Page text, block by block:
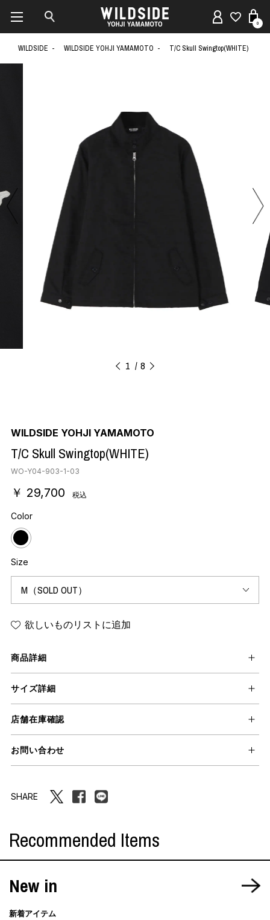
0
WILDSIDE WILDSIDE YOHJI YAMAMOTO T/C Skull Swingtop(WHITE)
1 8
WILDSIDE YOHJI YAMAMOTO
T/C Skull Swingtop(WHITE)
WO-Y04-903-1-03
￥ 29,700 税込
Color
Size
欲しいものリストに追加
商品詳細
サイズ詳細
店舗在庫確認
お問い合わせ
SHARE
Recommended Items
New in
新着アイテム